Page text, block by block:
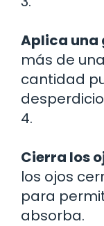
Aplica una
más de
cantidad
4.
Cierra los
los ojos
para
absorba.